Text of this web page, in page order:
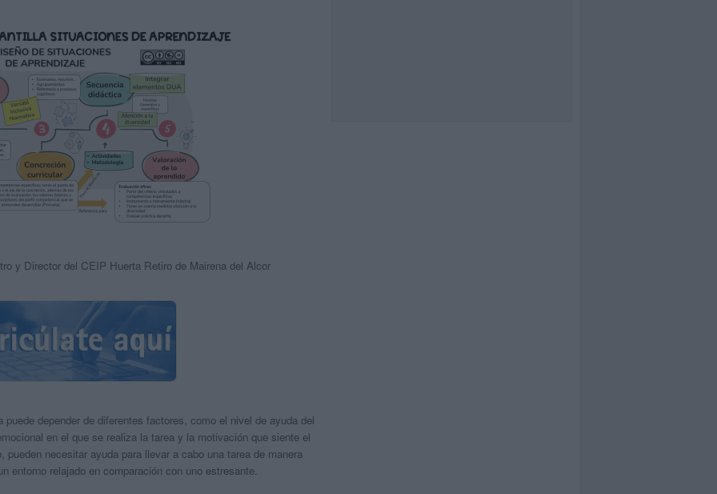
y Director del CEIP Huerta Retiro de Mairena del Alcor
depender de diferentes factores, como el nivel de ayuda del
en el que se realiza la tarea y la motivación que siente el
necesitar ayuda para llevar a cabo una tarea de manera
entorno relajado en comparación con uno estresante.